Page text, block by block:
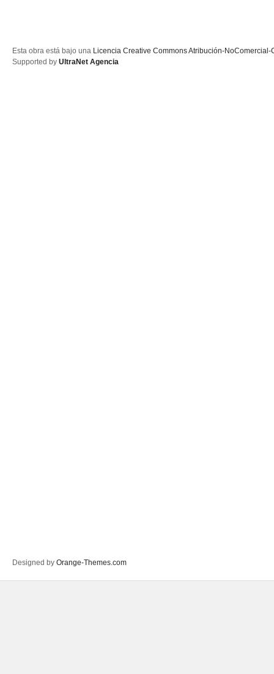
Esta obra está bajo una Licencia Creative Commons Atribución-
Supported by UltraNet Agencia
Designed by Orange-Themes.com